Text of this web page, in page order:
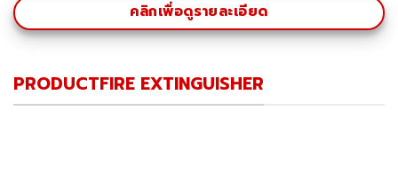
คลิกเพื่อดูรายละเอียด
PRODUCTFIRE EXTINGUISHER